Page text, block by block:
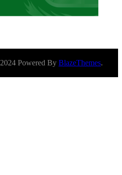
Powered By BlazeThemes.